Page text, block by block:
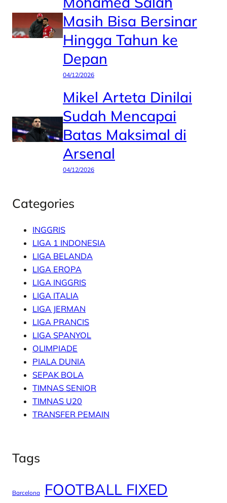
Masih Bisa Bersinar
Hingga Tahun ke
Depan
04/12/2026
Mikel Arteta Dinilai
Sudah Mencapai
Batas Maksimal di
Arsenal
04/12/2026
Categories
INGGRIS
LIGA 1 INDONESIA
LIGA BELANDA
LIGA EROPA
LIGA INGGRIS
LIGA ITALIA
LIGA JERMAN
LIGA PRANCIS
LIGA SPANYOL
OLIMPIADE
PIALA DUNIA
SEPAK BOLA
TIMNAS SENIOR
TIMNAS U20
TRANSFER PEMAIN
Tags
Barcelona FOOTBALL FIXED